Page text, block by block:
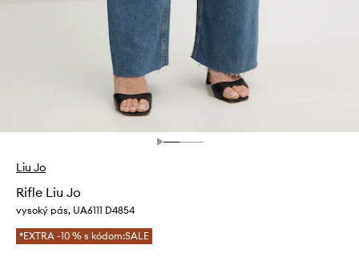
Liu Jo
Rifle Liu Jo
vysoký pás, UA6111 D4854
*EXTRA -10 % s kódom:SALE